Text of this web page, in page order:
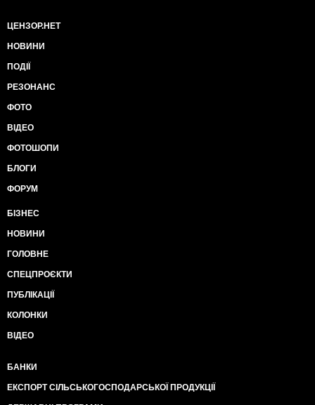
ЦЕНЗОР.НЕТ
НОВИНИ
ПОДІЇ
РЕЗОНАНС
ФОТО
ВІДЕО
ФОТОШОПИ
БЛОГИ
ФОРУМ
БІЗНЕС
НОВИНИ
ГОЛОВНЕ
СПЕЦПРОЄКТИ
ПУБЛІКАЦІЇ
КОЛОНКИ
ВІДЕО
БАНКИ
ЕКСПОРТ СІЛЬСЬКОГОСПОДАРСЬКОЇ ПРОДУКЦІЇ